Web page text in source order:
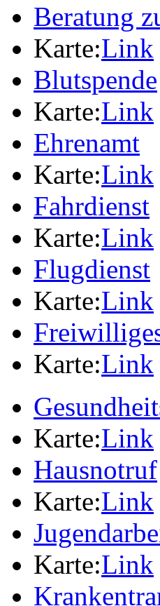
Beratung
Karte:Link
Blutspende
Karte:Link
Ehrenamt
Karte:Link
Fahrdienst
Karte:Link
Flugdienst
Karte:Link
Karte:Link
Karte:Link
Hausnotruf
Karte:Link
Karte:Link